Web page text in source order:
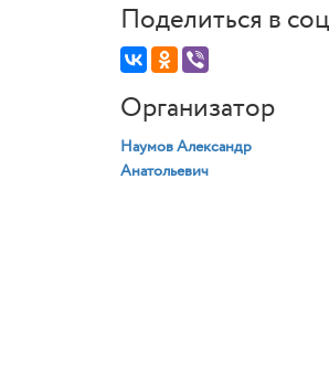
Поделиться в
Организатор
Наумов Александр
Анатольевич